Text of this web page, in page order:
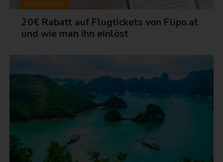
FLUGTICKETS
20€ Rabatt auf Flugtickets von Flipo.at
und wie man ihn einlöst